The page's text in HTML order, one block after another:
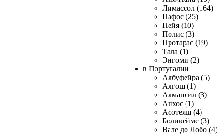
Лимассол (164)
Пафос (25)
Пейя (10)
Полис (3)
Протарас (19)
Тала (1)
Энгоми (2)
в Португалии
Албуфейра (5)
Алгош (1)
Алмансил (3)
Анхос (1)
Асотеяш (4)
Боликейме (3)
Вале до Лобо (4)